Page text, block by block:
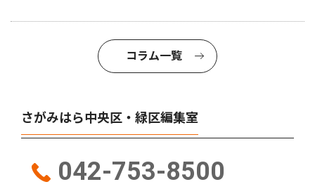
コラム一覧
さがみはら中央区・緑区編集室
042-753-8500